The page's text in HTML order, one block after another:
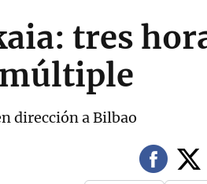
tres
múltiple
dirección a Bilbao